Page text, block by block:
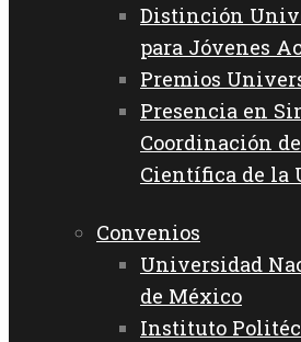
Distinción
para Jóvenes
Premios
Presencia en
Coordinación
Científica de la
Convenios
Universidad
de México
Instituto